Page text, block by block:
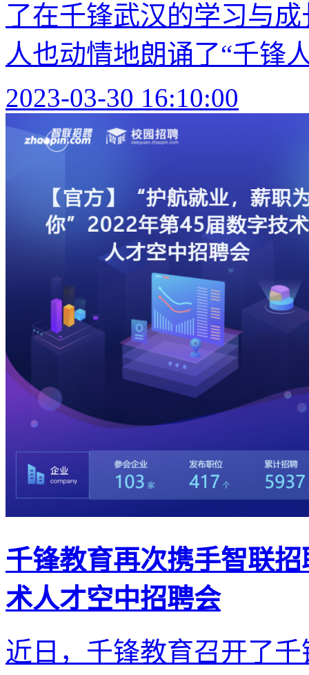
了在千锋武汉的学习与
人也动情地朗诵了“千锋
2023-03-30 16:10:00
千锋教育再次携手智联
术人才空中招聘会
近日，千锋教育召开了